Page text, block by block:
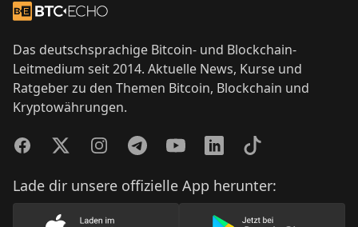
Zur Startseite
Das deutschsprachige Bitcoin- und Blockchain-
Leitmedium seit 2014. Aktuelle News, Kurse und
Ratgeber zu den Themen Bitcoin, Blockchain und
Kryptowährungen.
FacebookTwitterInstagramTelegramYouTubeLinkedInTikTok
Lade dir unsere offizielle App herunter: